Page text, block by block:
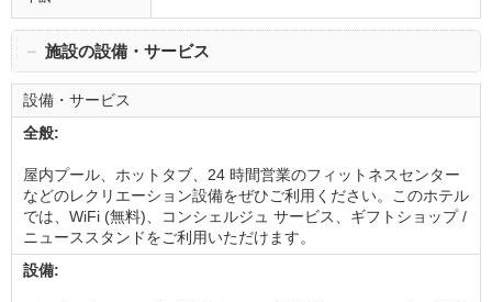
－ 施設の設備・サービス
設備・サービス
全般:
屋内プール、ホットタブ、24 時間営業のフィットネスセンター
などのレクリエーション設備をぜひご利用ください。このホテル
では、WiFi (無料)、コンシェルジュ サービス、ギフトショップ /
ニューススタンドをご利用いただけます。
設備: